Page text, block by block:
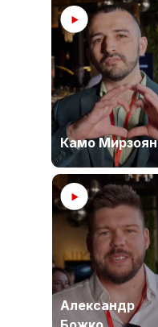
Александр
Камо Мирзоян